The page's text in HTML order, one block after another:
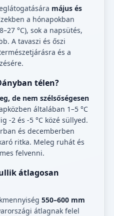
május és
a hónapokban
°C), sok a napsütés,
A tavaszi és őszi
és a
télen?
de nem szélsőségesen
általában 1–5 °C
-2 és -5 °C közé süllyed.
és decemberben
ritka. Meleg ruhát és
felvenni.
átlagosan
550–600 mm
átlagnak felel